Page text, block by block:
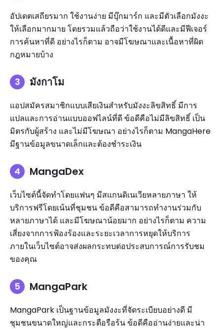
อัปเดตเสถียรมาก ใช้งานง่าย มีบุ๊กมาร์ก และมีตัวเลือกมังงะ
ให้เลือกมากมาย โดยรวมแล้วถือว่าใช้งานได้ดีและมีฟีเจอร์
การค้นหาที่ดี อย่างไรก็ตาม อาจมีโฆษณาและเนื้อหาที่ผิด
กฎหมายบ้าง
มังกาโม
แอปสมัครสมาชิกแบบเสียเงินสำหรับมังงะลิขสิทธิ์ มีการ
แปลและการอ่านแบบออฟไลน์ที่ดี ข้อดีคือไม่มีลิขสิทธิ์ เป็น
มิตรกับผู้สร้าง และไม่มีโฆษณา อย่างไรก็ตาม MangaHere
มีฐานข้อมูลขนาดเล็กและต้องชำระเงิน
MangaDex
เว็บไซต์นี้จัดทำโดยแฟนๆ มีสแกนดิเนเวียหลายภาษา ให้
บริการฟรีโดยเน้นที่ชุมชน ข้อดีคือสามารถทำงานร่วมกับ
หลายภาษาได้ และมีโฆษณาน้อยมาก อย่างไรก็ตาม ความ
เสี่ยงจากการฟ้องร้องและระยะเวลาการหยุดให้บริการ
ภายในเว็บไซต์อาจส่งผลกระทบต่อประสบการณ์การรับชม
ของคุณ
MangaPark
MangaPark เป็นฐานข้อมูลมังงะที่จัดระเบียบอย่างดี มี
ชุมชนขนาดใหญ่และกระตือรือร้น ข้อดีคืออ่านง่ายและน่า